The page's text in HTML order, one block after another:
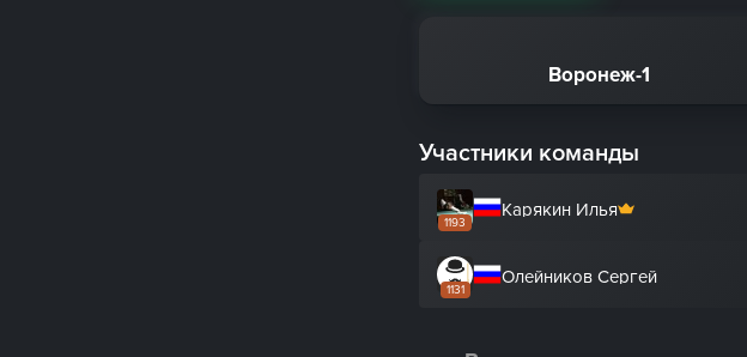
Воронеж-1
Участники команды
1193
Карякин Илья
1131
Олейников Сергей